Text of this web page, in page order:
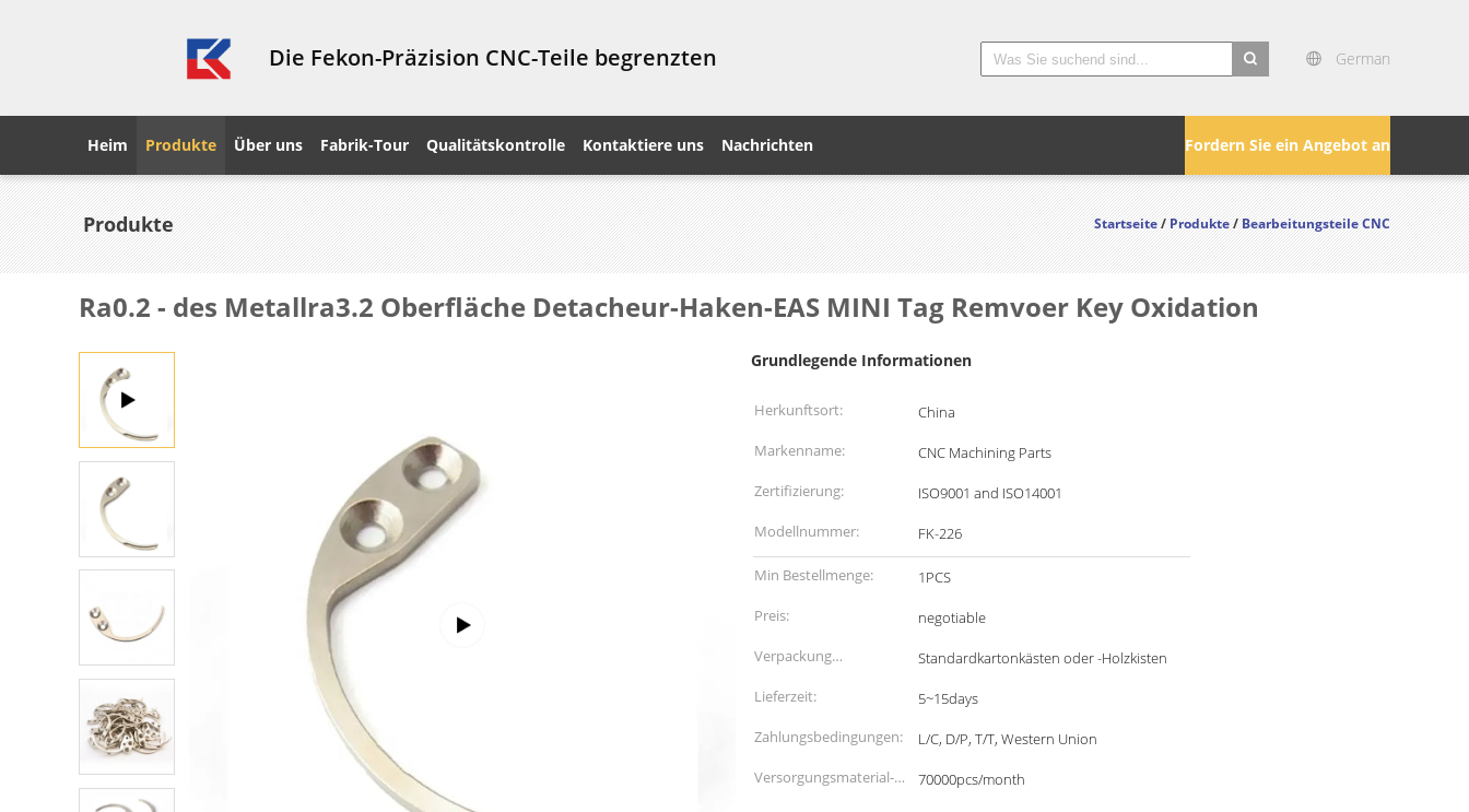
Die Fekon-Präzision CNC-Teile begrenzten German
Fordern Sie ein Angebot an
Heim Produkte Über uns Fabrik-Tour Qualitätskontrolle Kontaktiere uns Nachrichten
Produkte Startseite/Produkte/Bearbeitungsteile CNC
Ra0.2 - des Metallra3.2 Oberfläche Detacheur-Haken-EAS MINI Tag Remvoer Key Oxidation
Grundlegende Informationen
Herkunftsort:
China
Markenname:
CNC Machining Parts
Zertifizierung:
ISO9001 and ISO14001
Modellnummer:
FK-226
Min Bestellmenge:
1PCS
Preis:
negotiable
Verpackung
Informationen:
Standardkartonkästen oder -Holzkisten
Lieferzeit:
5~15days
Zahlungsbedingungen:
L/C, D/P, T/T, Western Union
Versorgungsmaterial-
70000pcs/month